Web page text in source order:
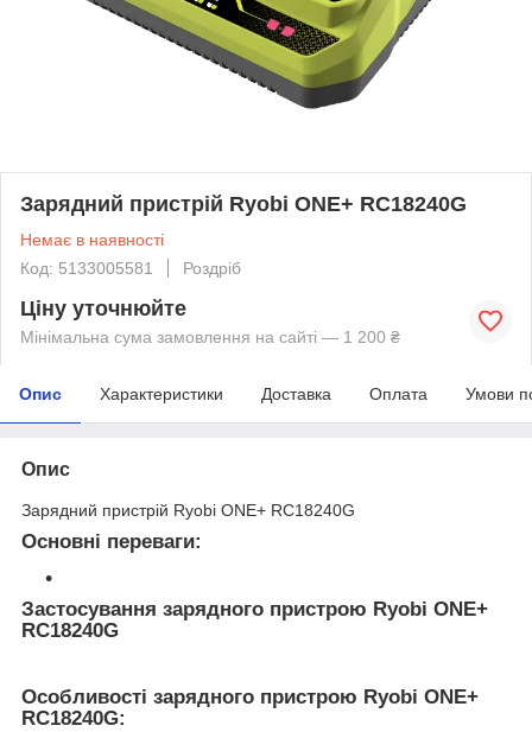
Зарядний пристрій Ryobi ONE+ RC18240G
Немає в наявності
Код: 5133005581
Роздріб
Ціну уточнюйте
Мінімальна сума замовлення на сайті — 1 200 ₴
Опис Характеристики Доставка Оплата Умови
Опис
Зарядний пристрій Ryobi ONE+ RC18240G
Основні переваги:
Застосування зарядного пристрою Ryobi ONE+
RC18240G
Особливості зарядного пристрою Ryobi ONE+
RC18240G: